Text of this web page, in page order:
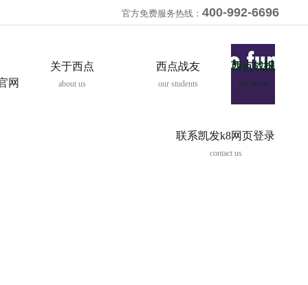
官方免费服务热线： 400-992-6696
网
关于西点
about us
西点战友
our students
西点战报
our news
联系凯发k8网页登录
contact us